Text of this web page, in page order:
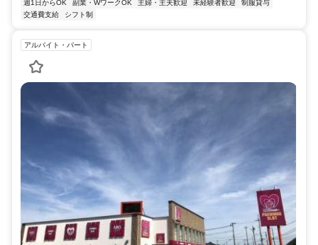
週1日からOK 副業・WワークOK 主婦・主夫歓迎 未経験者歓迎
制服貸与
交通費支給
シフト制
アルバイト・パート